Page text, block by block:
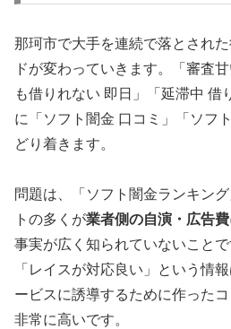
那珂市で大手を連続で落とされ
ドが変わっていきます。「審査
も借りれない 即日」「延滞中 借
に「ソフト闇金 口コミ」「ソフ
どり着きます。
問題は、「ソフト闇金ランキン
トの多くが業者側の自演・広告
事実が広く知られていないことで
「レイスが対応良い」という情
ービスに誘導するために作った
非常に高いです。